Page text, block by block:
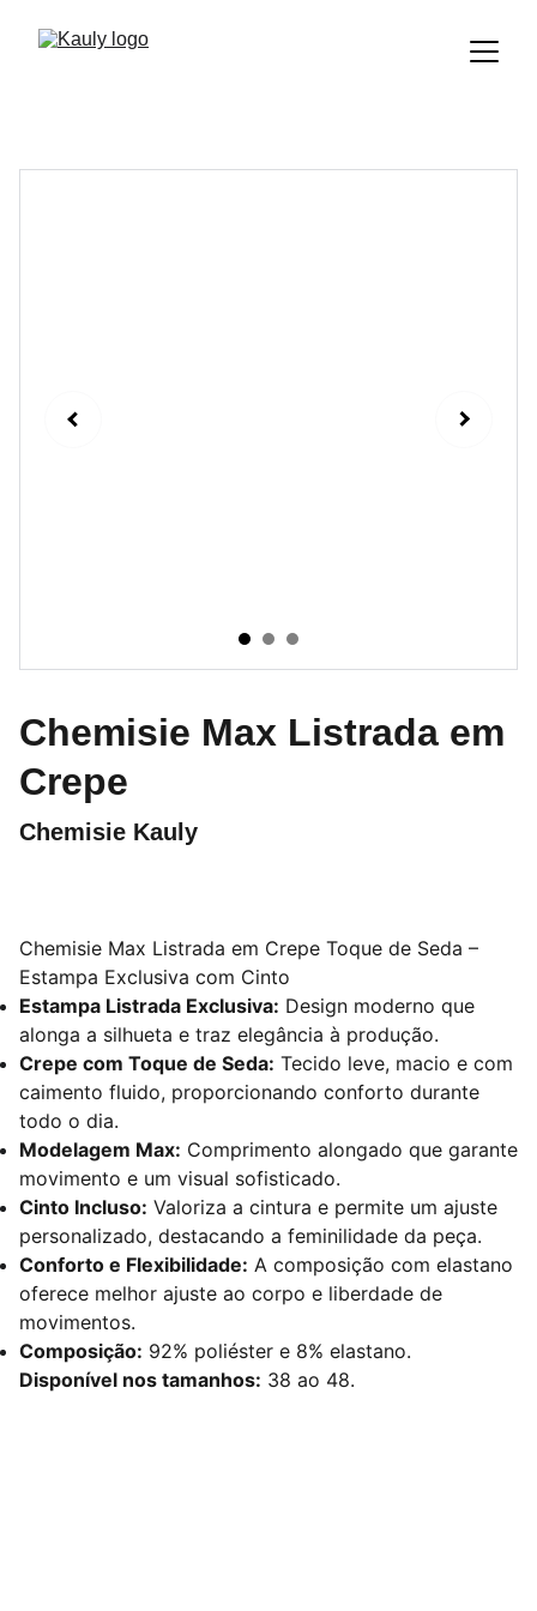
Chemisie Max Listrada em
Crepe
Chemisie Kauly
Chemisie Max Listrada em Crepe Toque de Seda –
Estampa Exclusiva com Cinto
Estampa Listrada Exclusiva: Design moderno que
alonga a silhueta e traz elegância à produção.
Crepe com Toque de Seda: Tecido leve, macio e com
caimento fluido, proporcionando conforto durante
todo o dia.
Modelagem Max: Comprimento alongado que garante
movimento e um visual sofisticado.
Cinto Incluso: Valoriza a cintura e permite um ajuste
personalizado, destacando a feminilidade da peça.
Conforto e Flexibilidade: A composição com elastano
oferece melhor ajuste ao corpo e liberdade de
movimentos.
Composição: 92% poliéster e 8% elastano.
Disponível nos tamanhos: 38 ao 48.